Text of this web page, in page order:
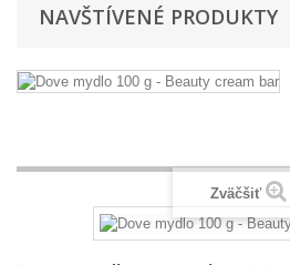
NAVŠTÍVENÉ PRODUKTY
Zväčšiť